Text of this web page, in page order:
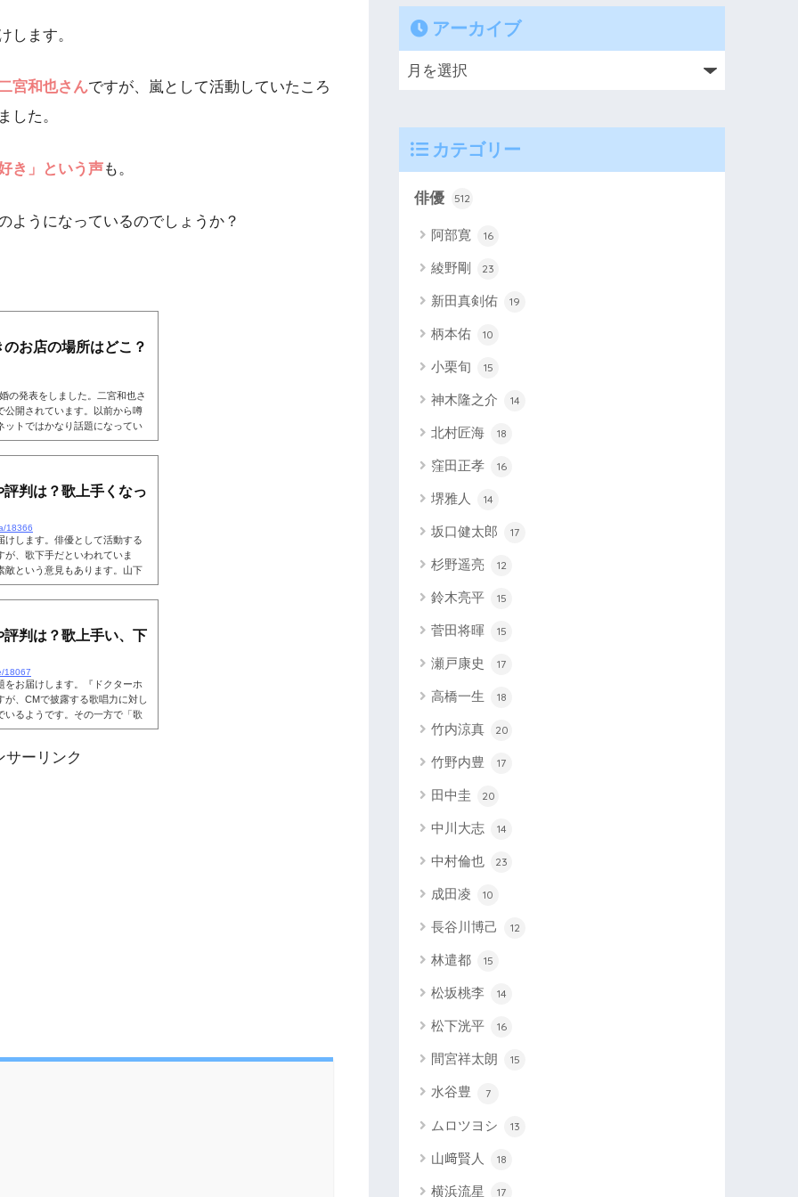
します。
宮和也さんですが、嵐として活動していたころ
した。
き」という声も。
ようになっているのでしょうか？
お店の場所はどこ？
の発表をしました。二宮和也さ
公開されています。以前から噂
ットではかなり話題になってい
の刻印が入ったどら焼きをマス
。この事から、事前に準備され
など気になる情報を探ってい
判は？歌上手くなっ
18366
けします。俳優として活動する
、歌下手だといわれていま
敵という意見もあります。山下
いて確認していきましょう。こ
？ジャニタレとして一世を風靡
るまで様々な楽曲を歌っている
判は？歌上手い、下
18067
をお届けします。『ドクターホ
、CMで披露する歌唱力に対し
いるようです。その一方で「歌
見も。浜辺美波さんの歌唱力や
。こちらも読まれています。
サーリンク
アーカイブ
カテゴリー
俳優 512
阿部寛 16
綾野剛 23
新田真剣佑 19
柄本佑 10
小栗旬 15
神木隆之介 14
北村匠海 18
窪田正孝 16
堺雅人 14
坂口健太郎 17
杉野遥亮 12
鈴木亮平 15
菅田将暉 15
瀬戸康史 17
高橋一生 18
竹内涼真 20
竹野内豊 17
田中圭 20
中川大志 14
中村倫也 23
成田凌 10
長谷川博己 12
林遣都 15
松坂桃李 14
松下洸平 16
間宮祥太朗 15
水谷豊 7
ムロツヨシ 13
山﨑賢人 18
横浜流星 17